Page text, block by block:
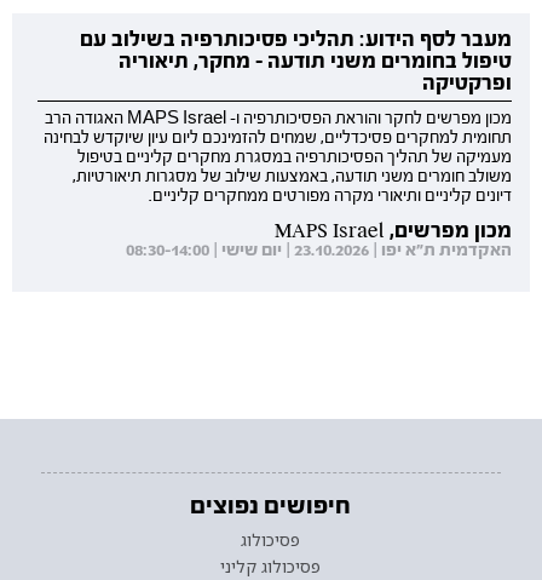
מעבר לסף הידוע: תהליכי פסיכותרפיה בשילוב עם
טיפול בחומרים משני תודעה - מחקר, תיאוריה
ופרקטיקה
מכון מפרשים לחקר והוראת הפסיכותרפיה ו- MAPS Israel האגודה הרב
תחומית למחקרים פסיכדליים, שמחים להזמינכם ליום עיון שיוקדש לבחינה
מעמיקה של תהליך הפסיכותרפיה במסגרת מחקרים קליניים בטיפול
משולב חומרים משני תודעה, באמצעות שילוב של מסגרות תיאורטיות,
דיונים קליניים ותיאורי מקרה מפורטים ממחקרים קליניים.
מכון מפרשים, MAPS Israel
האקדמית ת"א יפו | 23.10.2026 | יום שישי | 08:30-14:00
חיפושים נפוצים
פסיכולוג
פסיכולוג קליני